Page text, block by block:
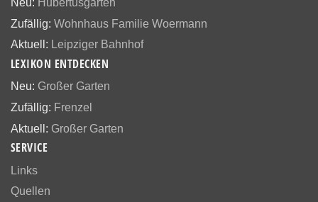
Neu: Hubertusgarten
Zufällig: Wohnhaus Familie Woermann
Aktuell: Leipziger Bahnhof
LEXIKON ENTDECKEN
Neu: Großer Garten
Zufällig: Frenzel
Aktuell: Großer Garten
SERVICE
Links
Quellen